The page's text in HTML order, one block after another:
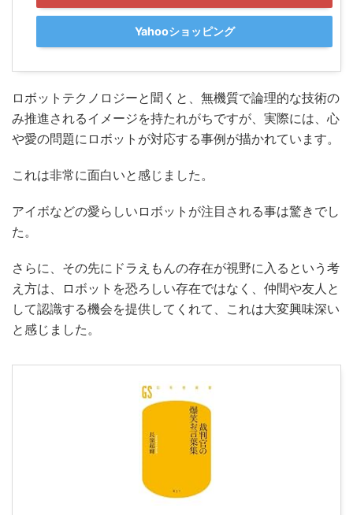
Yahooショッピング
ロボットテクノロジーと聞くと、無機質で論理的な技術の
み推進されるイメージを持たれがちですが、実際には、心
や愛の問題にロボットが対応する事例が描かれています。
これは非常に面白いと感じました。
アイボなどの愛らしいロボットが注目される事は驚きでし
た。
さらに、その先にドラえもんの存在が視野に入るという考
え方は、ロボットを恐ろしい存在ではなく、仲間や友人と
して認識する機会を提供してくれて、これは大変興味深い
と感じました。